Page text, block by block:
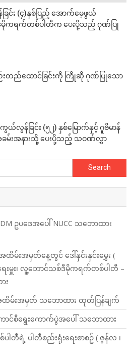
င်း (၄)နှစ်ပြည့် အောက်မေ့ဖွယ်
မိုကရက်တစ်ပါတီက ပေးပို့သည့် ဂုဏ်ပြု
ည်ထောင်ခြင်းကို ကြိုဆို ဂုဏ်ပြုသော
န်ခြင်း (၅၂) နှစ်မြောက်နှင့် ဂူဗိမာန်
မ်းအနားသို့ ပေးပို့သည့် သဝဏ်လွှာ
Search
for:
ဥပဒေအပေါ် NUCC သဘောထား
ထိမ်းအမှတ်နေ့တွင် ဒေါ်နှင်းနှင်းမွှေး (
း၊ လူ့ဘောင်သစ်ဒီမိုကရက်တစ်ပါတီ –
း
ထိမ်းအမှတ် သဘောထား ထုတ်ပြန်ချက်
ာင်စီရွေးကောက်ပွဲအပေါ် သဘောထား
ရဲ့ ပါတီစည်းရုံးရေးစာစဥ် ( ဇွန်လ ၊